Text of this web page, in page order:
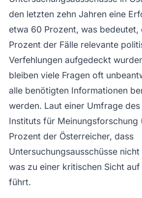
den letzten zehn Jahren eine
etwa 60 Prozent, was bedeutet,
Prozent der Fälle relevante
Verfehlungen aufgedeckt
bleiben viele Fragen oft
alle benötigten Informationen
werden. Laut einer Umfrage
Instituts für Meinungsforschung
Prozent der Österreicher, dass
Untersuchungsausschüsse
was zu einer kritischen Sicht
führt.